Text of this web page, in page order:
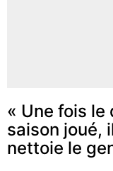
« Une fois
saison joué,
nettoie le